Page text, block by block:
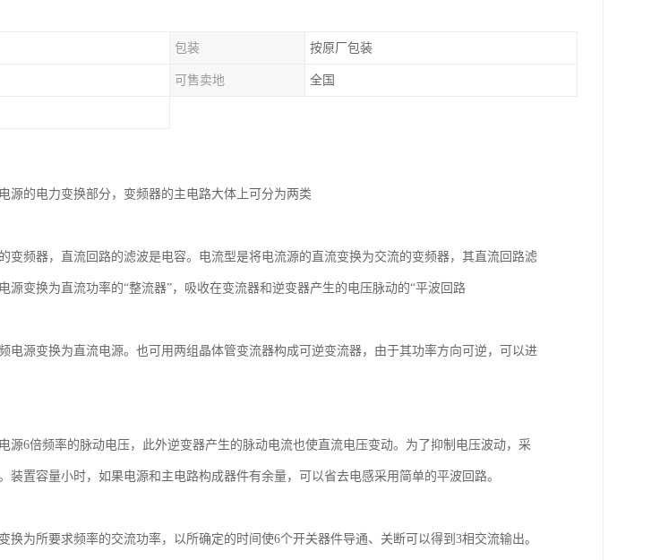
包装 按原厂包装
可售卖地 全国
源的电力变换部分，变频器的主电路大体上可分为两类
变频器，直流回路的滤波是电容。电流型是将电流源的直流变换为交流的变频器，其直流回路滤
源变换为直流功率的“整流器”，吸收在变流器和逆变器产生的电压脉动的“平波回路
电源变换为直流电源。也可用两组晶体管变流器构成可逆变流器，由于其功率方向可逆，可以进
源6倍频率的脉动电压，此外逆变器产生的脉动电流也使直流电压变动。为了抑制电压波动，采
装置容量小时，如果电源和主电路构成器件有余量，可以省去电感采用简单的平波回路。
换为所要求频率的交流功率，以所确定的时间使6个开关器件导通、关断可以得到3相交流输出。